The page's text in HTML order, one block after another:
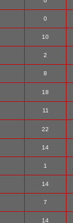
0
10
2
8
18
11
22
14
1
14
7
14